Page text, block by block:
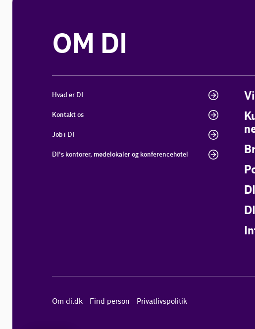
OM DI
Hvad er DI
Kontakt os
Job i DI
DI's kontorer, mødelokaler og konferencehotel
Om di.dk Find person Privatlivspolitik